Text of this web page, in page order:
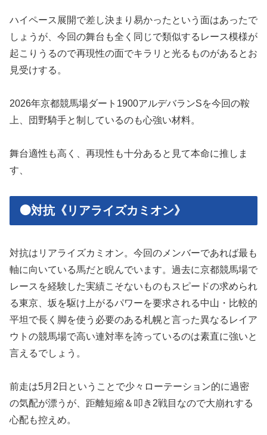
ハイペース展開で差し決まり易かったという面はあったで
しょうが、今回の舞台も全く同じで類似するレース模様が
起こりうるので再現性の面でキラリと光るものがあるとお
見受けする。
2026年京都競馬場ダート1900アルデバランSを今回の鞍
上、団野騎手と制しているのも心強い材料。
舞台適性も高く、再現性も十分あると見て本命に推しま
す、
🟠対抗《リアライズカミオン》
対抗はリアライズカミオン。今回のメンバーであれば最も
軸に向いている馬だと睨んでいます。過去に京都競馬場で
レースを経験した実績こそないものもスピードの求められ
る東京、坂を駆け上がるパワーを要求される中山・比較的
平坦で長く脚を使う必要のある札幌と言った異なるレイア
ウトの競馬場で高い連対率を誇っているのは素直に強いと
言えるでしょう。
前走は5月2日ということで少々ローテーション的に過密
の気配が漂うが、距離短縮＆叩き2戦目なので大崩れする
心配も控えめ。